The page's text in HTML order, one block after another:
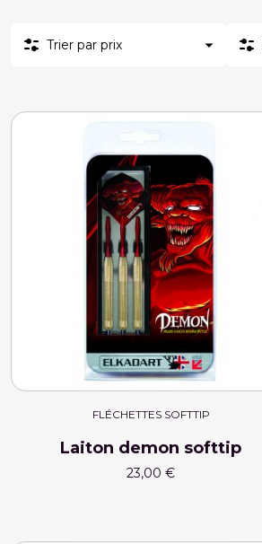
Trier par prix
FLÉCHETTES SOFTTIP
Laiton demon softtip
23,00 €